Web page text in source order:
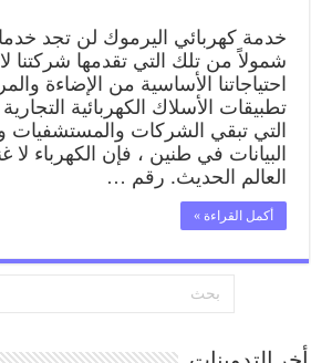
خدمة كهربائي اليرموك لن تجد
شمولاً من تلك التي تقدمها شركتنا
احتياجاتنا الأساسية من الإضاءة
تطبيقات الأسلاك الكهربائية
التي تبقي الشركات والمستشفيات
البيانات في طنين ، فإن الكهرباء لا
العالم الحديث. رقم …
أكمل القراءة »